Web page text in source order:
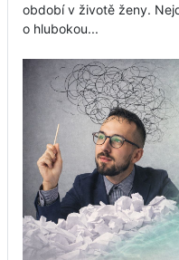
období v životě ženy.
o hlubokou...